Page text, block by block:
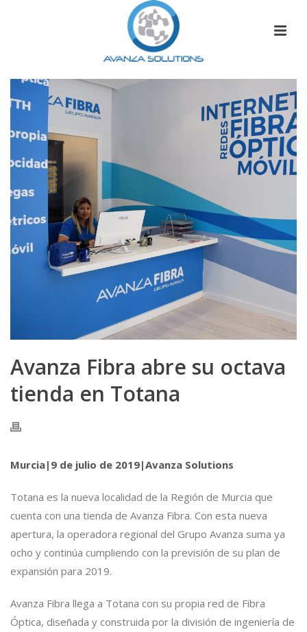
Avanza Fibra abre su octava
tienda en Totana
Murcia|9 de julio de 2019|Avanza Solutions
Totana es la nueva localidad de la Región de Murcia que
cuenta con una tienda de Avanza Fibra. Con esta nueva
apertura, la operadora regional del Grupo Avanza suma ya
ocho y continúa cumpliendo con la previsión de su plan de
expansión para 2019.
Avanza Fibra llega a Totana con su propia red de Fibra
Óptica, diseñada y construida por la división de ingeniería de